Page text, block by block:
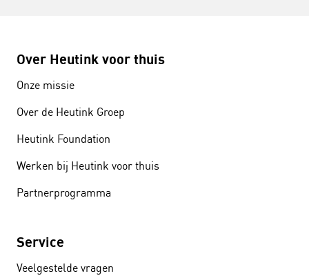
Over Heutink voor thuis
Onze missie
Over de Heutink Groep
Heutink Foundation
Werken bij Heutink voor thuis
Partnerprogramma
Service
Veelgestelde vragen